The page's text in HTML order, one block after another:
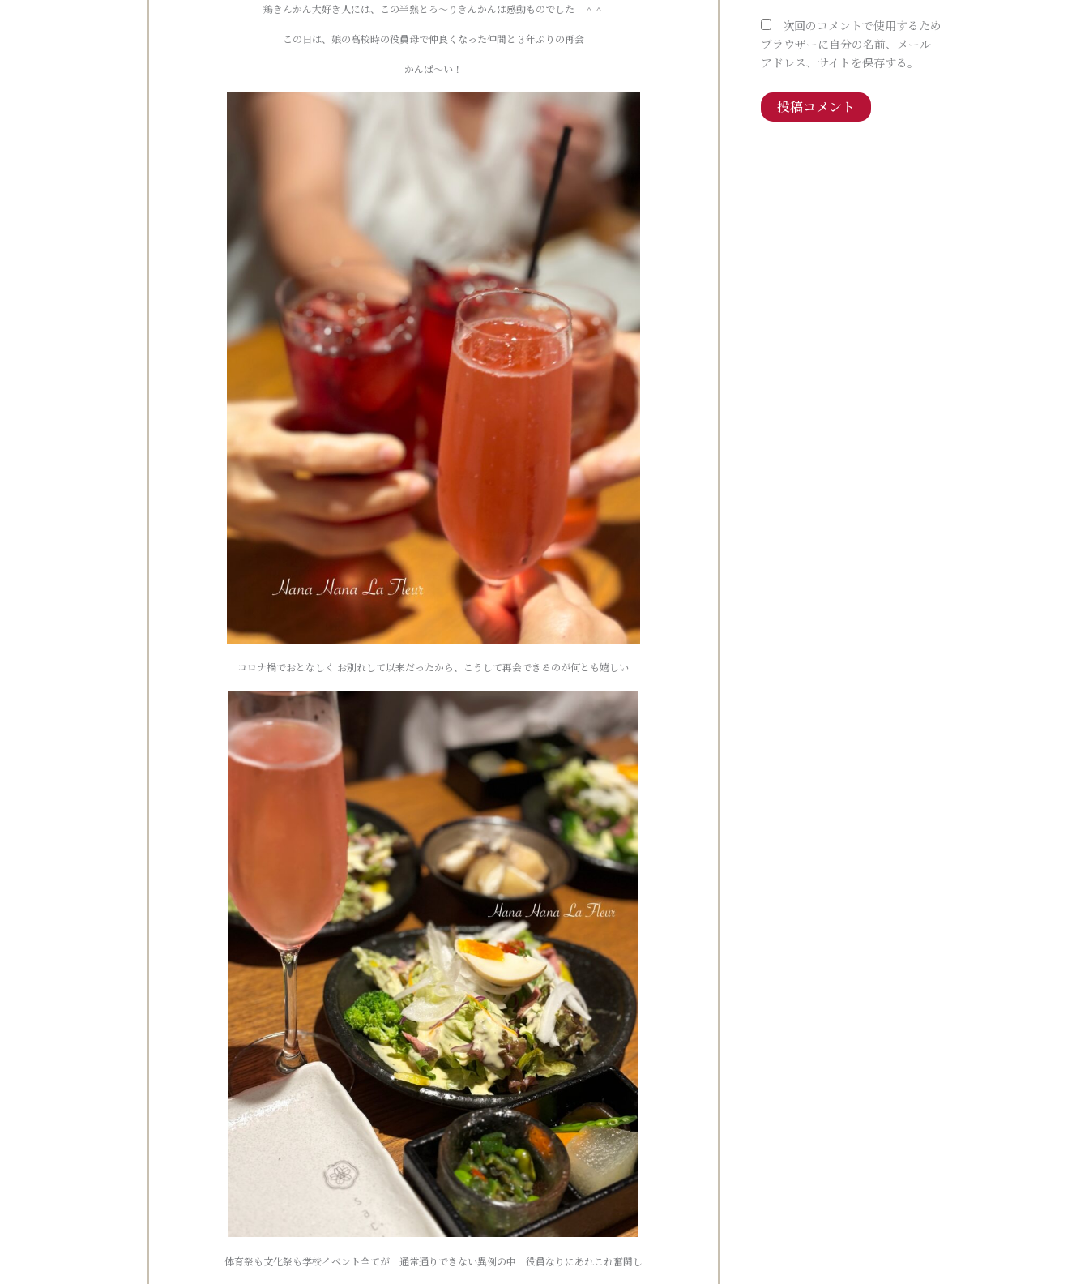
鶏きんかん大好き人には、この半熟とろ〜りきんかんは感動ものでした ＾＾
この日は、娘の高校時の役員母で仲良くなった仲間と３年ぶりの再会
かんぱ〜い！
コロナ禍でおとなしく お別れして以来だったから、こうして再会できるのが何とも嬉しい
体育祭も文化祭も学校イベント全てが 通常通りできない異例の中 役員なりにあれこれ奮闘し
次回のコメントで使用するため
ブラウザーに自分の名前、メール
アドレス、サイトを保存する。